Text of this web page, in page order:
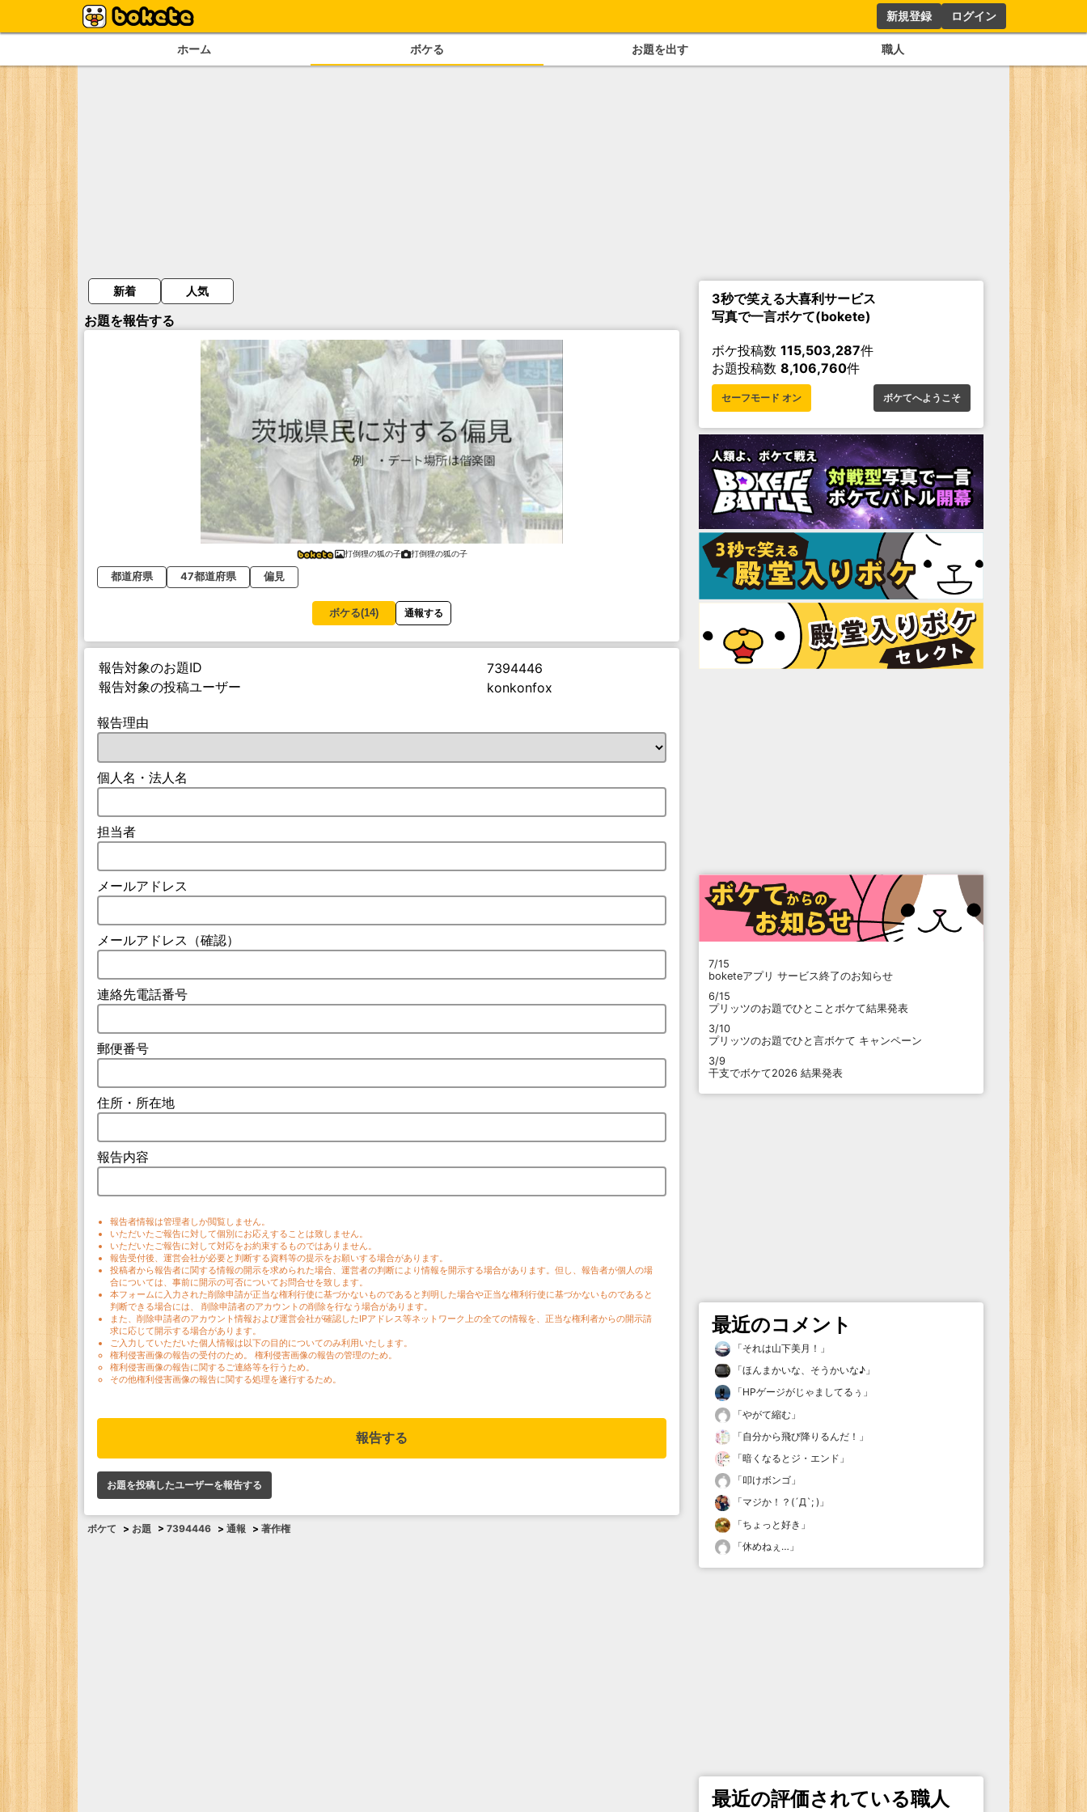
新規登録 ログイン
ホーム ボケる お題を出す 職人
新着 人気
お題を報告する
打倒狸の狐の子 打倒狸の狐の子
都道府県 47都道府県 偏見
ボケる(14) 通報する
報告対象のお題ID
7394446
報告対象の投稿ユーザー
konkonfox
報告理由
個人名・法人名
担当者
メールアドレス
メールアドレス（確認）
連絡先電話番号
郵便番号
住所・所在地
報告内容
報告者情報は管理者しか閲覧しません。
いただいたご報告に対して個別にお応えすることは致しません。
いただいたご報告に対して対応をお約束するものではありません。
報告受付後、運営会社が必要と判断する資料等の提示をお願いする場合があります。
投稿者から報告者に関する情報の開示を求められた場合、運営者の判断により情報を開示する場合があります。但し、報告者が個人の場
合については、事前に開示の可否についてお問合せを致します。
本フォームに入力された削除申請が正当な権利行使に基づかないものであると判明した場合や正当な権利行使に基づかないものであると
判断できる場合には、 削除申請者のアカウントの削除を行なう場合があります。
また、削除申請者のアカウント情報および運営会社が確認したIPアドレス等ネットワーク上の全ての情報を、正当な権利者からの開示請
求に応じて開示する場合があります。
ご入力していただいた個人情報は以下の目的についてのみ利用いたします。
権利侵害画像の報告の受付のため。 権利侵害画像の報告の管理のため。
権利侵害画像の報告に関するご連絡等を行うため。
その他権利侵害画像の報告に関する処理を遂行するため。
報告する
お題を投稿したユーザーを報告する
ボケて > お題 > 7394446 > 通報 > 著作権
3秒で笑える大喜利サービス
写真で一言ボケて(bokete)
ボケ投稿数 115,503,287件
お題投稿数 8,106,760件
セーフモード オン ボケてへようこそ
7/15
boketeアプリ サービス終了のお知らせ
6/15
プリッツのお題でひとことボケて結果発表
3/10
プリッツのお題でひと言ボケて キャンペーン
3/9
干支でボケて2026 結果発表
最近のコメント
「それは山下美月！ 」
「ほんまかいな、そうかいな♪ 」
「HPゲージがじゃましてるぅ 」
「やがて縮む 」
「自分から飛び降りるんだ！ 」
「暗くなるとジ・エンド 」
「叩けボンゴ 」
「マジか！？(´Д`; ) 」
「ちょっと好き 」
「休めねぇ… 」
最近の評価されている職人